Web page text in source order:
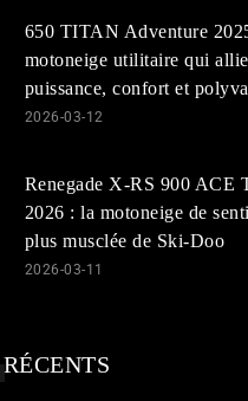
650 TITAN Adventure
motoneige utilitaire qui allie
puissance, confort et
2026-03-12
Renegade X-RS 900 ACE
2026 : la motoneige de
plus musclée de Ski-Doo
2026-03-11